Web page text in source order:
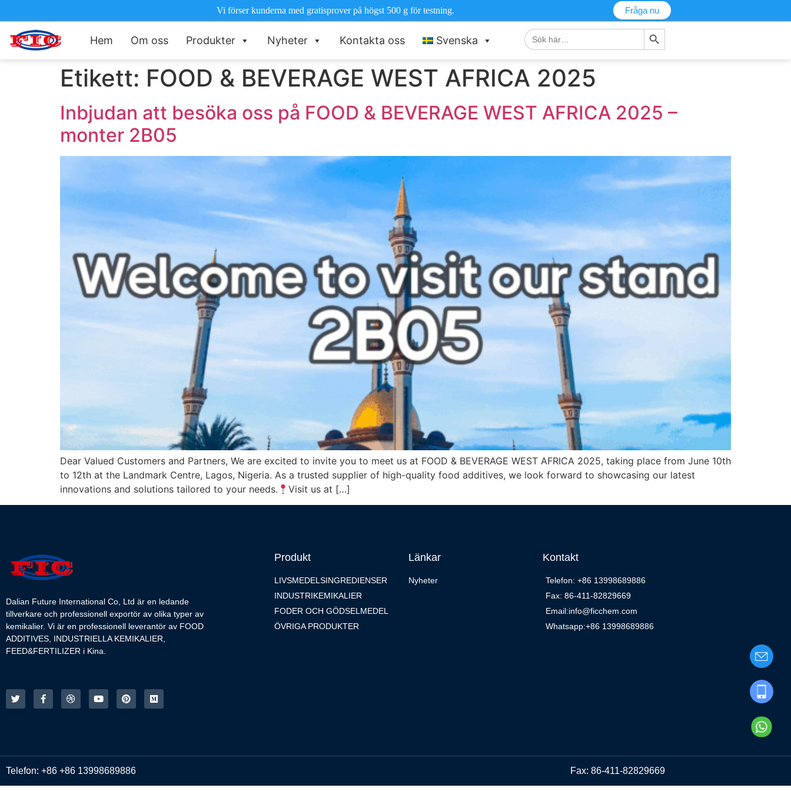
Vi förser kunderna med gratisprover på högst 500 g för testning. Fråga nu
Hem Om oss Produkter Nyheter Kontakta oss Svenska
Sök
efter:
Sökknapp
Etikett: FOOD & BEVERAGE WEST AFRICA 2025
Inbjudan att besöka oss på FOOD & BEVERAGE WEST AFRICA 2025 –
monter 2B05
Dear Valued Customers and Partners, We are excited to invite you to meet us at FOOD & BEVERAGE WEST AFRICA 2025, taking place from June 10th
to 12th at the Landmark Centre, Lagos, Nigeria. As a trusted supplier of high-quality food additives, we look forward to showcasing our latest
innovations and solutions tailored to your needs.
Visit us at […]
Dalian Future International Co, Ltd är en ledande
tillverkare och professionell exportör av olika typer av
kemikalier. Vi är en professionell leverantör av FOOD
ADDITIVES, INDUSTRIELLA KEMIKALIER,
FEED&FERTILIZER i Kina.
Produkt
LIVSMEDELSINGREDIENSER
INDUSTRIKEMIKALIER
FODER OCH GÖDSELMEDEL
ÖVRIGA PRODUKTER
Länkar
Nyheter
Kontakt
Telefon: +86 13998689886
Fax: 86-411-82829669
Email:info@ficchem.com
Whatsapp:+86 13998689886
Telefon: +86 +86 13998689886 Fax: 86-411-82829669